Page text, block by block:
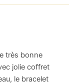
très bonne
jolie coffret
le bracelet